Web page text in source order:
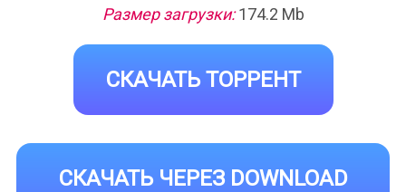
Размер загрузки:174.2 Mb
СКАЧАТЬ ТОРРЕНТ
СКАЧАТЬ ЧЕРЕЗ DOWNLOAD